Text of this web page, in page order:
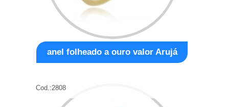
anel folheado a ouro valor Arujá
Cod.:2808